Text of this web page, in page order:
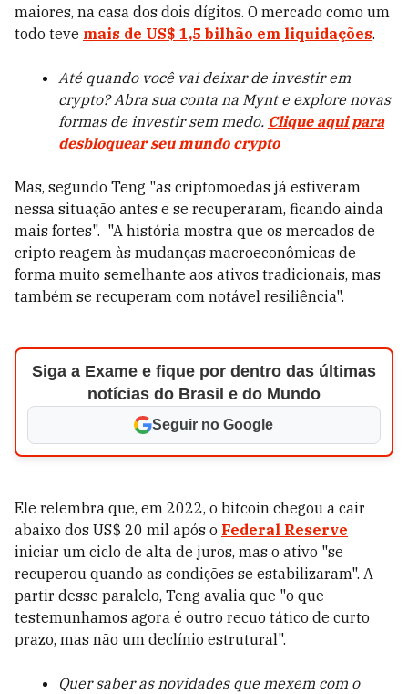
maiores, na casa dos dois dígitos. O mercado como um
todo teve mais de US$ 1,5 bilhão em liquidações.
Até quando você vai deixar de investir em
crypto? Abra sua conta na Mynt e explore novas
formas de investir sem medo. Clique aqui para
desbloquear seu mundo crypto
Mas, segundo Teng "as criptomoedas já estiveram
nessa situação antes e se recuperaram, ficando ainda
mais fortes". "A história mostra que os mercados de
cripto reagem às mudanças macroeconômicas de
forma muito semelhante aos ativos tradicionais, mas
também se recuperam com notável resiliência".
Siga a Exame e fique por dentro das últimas
notícias do Brasil e do Mundo
Seguir no Google
Ele relembra que, em 2022, o bitcoin chegou a cair
abaixo dos US$ 20 mil após o Federal Reserve
iniciar um ciclo de alta de juros, mas o ativo "se
recuperou quando as condições se estabilizaram". A
partir desse paralelo, Teng avalia que "o que
testemunhamos agora é outro recuo tático de curto
prazo, mas não um declínio estrutural".
Quer saber as novidades que mexem com o